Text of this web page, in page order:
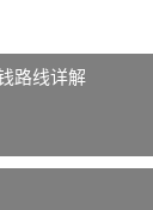
路线详解